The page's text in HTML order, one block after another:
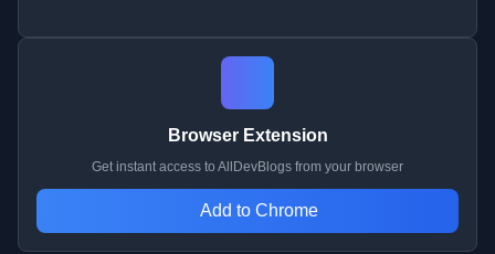
Browser Extension
Get instant access to AllDevBlogs from your browser
Add to Chrome